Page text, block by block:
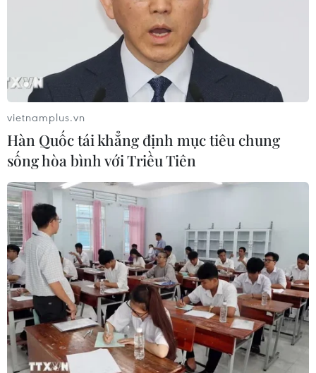
Đào tạo Hà Nội yêu cầu học sinh lớp 9 và lớp 12 không
ra khỏi thành phố cho đến khi hoàn thành kỳ thi tuyển
sinh lớp 10 và tốt nghiệp THPT.
Nghệ An: Đảm bảo an toàn phòng
dịch cho Kỳ thi tuyển sinh vào lớp 10
31/05/2021 08:43
vietnamplus.vn
Hàn Quốc tái khẳng định mục tiêu chung
sống hòa bình với Triều Tiên